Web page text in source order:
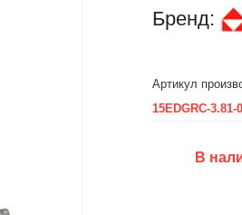
Бренд:
Артикул
15EDGRC-3.81-
В